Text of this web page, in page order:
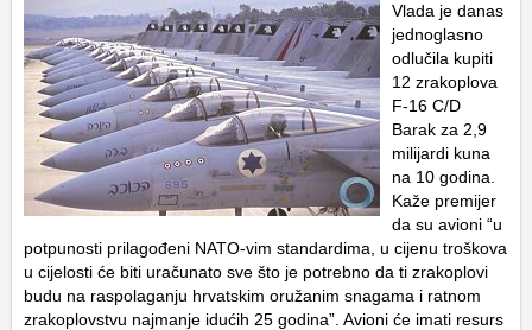
Vlada je danas
jednoglasno
odlučila kupiti
12 zrakoplova
F-16 C/D
Barak za 2,9
milijardi kuna
na 10 godina.
Kaže premijer
da su avioni “u
potpunosti prilagođeni NATO-vim standardima, u cijenu troškova
u cijelosti će biti uračunato sve što je potrebno da ti zrakoplovi
budu na raspolaganju hrvatskim oružanim snagama i ratnom
zrakoplovstvu najmanje idućih 25 godina”. Avioni će imati resurs